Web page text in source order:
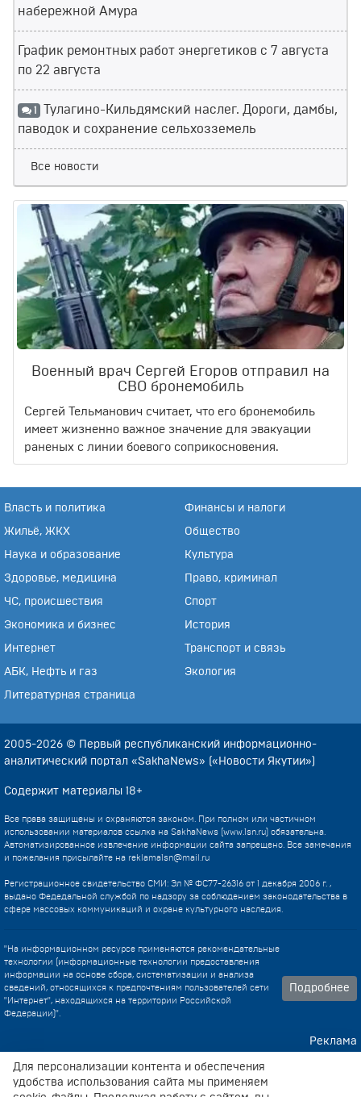
набережной Амура
График ремонтных работ энергетиков с 7 августа
по 22 августа
1 Тулагино-Кильдямский наслег. Дороги, дамбы,
паводок и сохранение сельхозземель
Все новости
Военный врач Сергей Егоров отправил на
СВО бронемобиль
Сергей Тельманович считает, что его бронемобиль
имеет жизненно важное значение для эвакуации
раненых с линии боевого соприкосновения.
Власть и политика Финансы и налоги
Жильё, ЖКХ Общество
Наука и образование Культура
Здоровье, медицина Право, криминал
ЧС, происшествия Спорт
Экономика и бизнес История
Интернет Транспорт и связь
АБК, Нефть и газ Экология
Литературная страница
2005-2026 © Первый республиканский информационно-
аналитический портал «SakhaNews» («Новости Якутии»)
Содержит материалы 18+
Все права защищены и охраняются законом. При полном или частичном
использовании материалов ссылка на SakhaNews (www.1sn.ru) обязательна.
Автоматизированное извлечение информации сайта запрещено. Все замечания
и пожелания присылайте на reklama1sn@mail.ru
Регистрационное свидетельство СМИ: Эл № ФС77-26316 от 1 декабря 2006 г. ,
выдано Федедальной службой по надзору за соблюдением законодательства в
сфере массовых коммуникаций и охране культурного наследия.
"На информационном ресурсе применяются рекомендательные
технологии (информационные технологии предоставления
информации на основе сбора, систематизации и анализа
сведений, относящихся к предпочтениям пользователей сети
"Интернет", находящихся на территории Российской
Федерации)".
Подробнее
Реклама
Для персонализации контента и обеспечения
удобства использования сайта мы применяем